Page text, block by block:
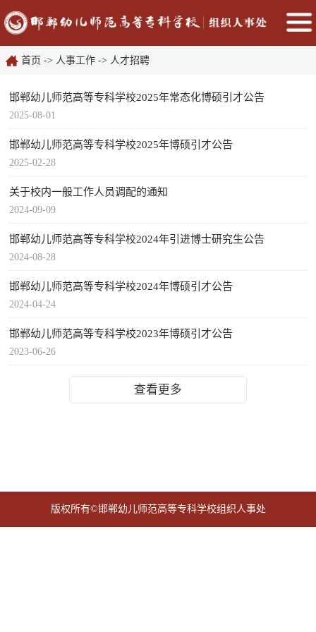
首页 -> 人事工作 -> 人才招聘
邯郸幼儿师范高等专科学校2025年常态化博硕引才公告
2025-08-01
邯郸幼儿师范高等专科学校2025年博硕引才公告
2025-02-28
关于校内一般工作人员调配的通知
2024-09-09
邯郸幼儿师范高等专科学校2024年引进博士研究生公告
2024-08-28
邯郸幼儿师范高等专科学校2024年博硕引才公告
2024-04-24
邯郸幼儿师范高等专科学校2023年博硕引才公告
2023-06-26
查看更多
版权所有©邯郸幼儿师范高等专科学校组织人事处